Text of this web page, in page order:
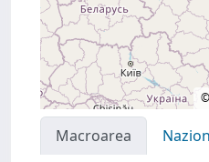
©
Macroarea